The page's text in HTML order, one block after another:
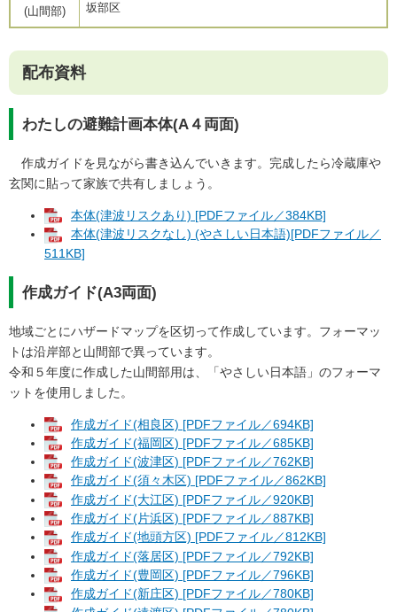
(山間部)
坂部区
配布資料
わたしの避難計画本体(A４両面)
作成ガイドを見ながら書き込んでいきます。完成したら冷蔵庫や
玄関に貼って家族で共有しましょう。
本体(津波リスクあり) [PDFファイル／384KB]
本体(津波リスクなし) (やさしい日本語)[PDFファイル／
511KB]
作成ガイド(A3両面)
地域ごとにハザードマップを区切って作成しています。フォーマッ
トは沿岸部と山間部で異っています。
令和５年度に作成した山間部用は、「やさしい日本語」のフォーマ
ットを使用しました。
作成ガイド(相良区) [PDFファイル／694KB]
作成ガイド(福岡区) [PDFファイル／685KB]
作成ガイド(波津区) [PDFファイル／762KB]
作成ガイド(須々木区) [PDFファイル／862KB]
作成ガイド(大江区) [PDFファイル／920KB]
作成ガイド(片浜区) [PDFファイル／887KB]
作成ガイド(地頭方区) [PDFファイル／812KB]
作成ガイド(落居区) [PDFファイル／792KB]
作成ガイド(豊岡区) [PDFファイル／796KB]
作成ガイド(新庄区) [PDFファイル／780KB]